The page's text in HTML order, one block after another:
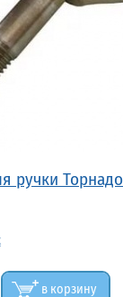
ручки
в корзину